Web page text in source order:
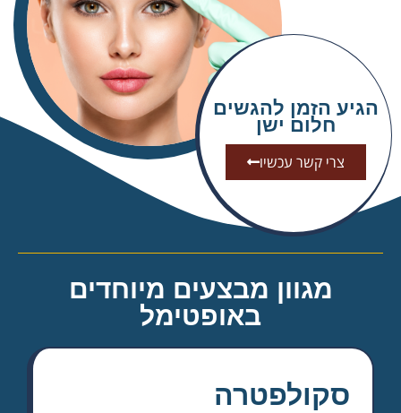
הגיע הזמן להגשים
חלום ישן
צרי קשר עכשיו
מגוון מבצעים מיוחדים
באופטימל
סקולפטרה